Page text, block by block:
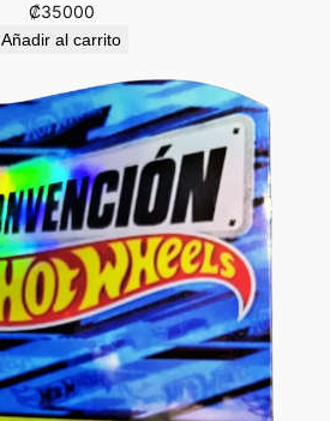
₡35000
Añadir al carrito